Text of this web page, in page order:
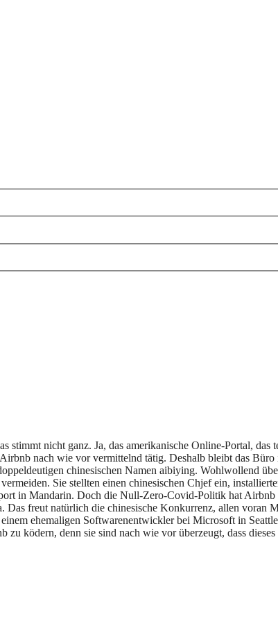
nicht ganz. Ja, das amerikanische Online-Portal,
nach wie vor vermittelnd tätig. Deshalb bleibt das
chinesischen Namen aibiying. Wohlwollend
Sie stellten einen chinesischen Chjef ein,
in Mandarin. Doch die Null-Zero-Covid-Politik hat
Das freut natürlich die chinesische Konkurrenz, allen
ehemaligen Softwarenentwickler bei Microsoft in
ködern, denn sie sind nach wie vor überzeugt, dass